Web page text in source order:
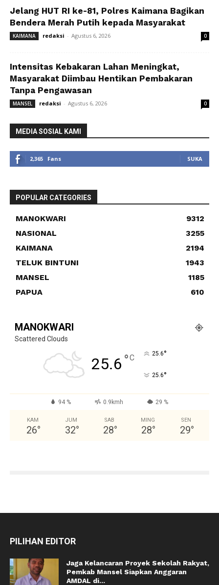
Jelang HUT RI ke-81, Polres Kaimana Bagikan
Bendera Merah Putih kepada Masyarakat
KAIMANA redaksi - Agustus 6, 2026 0
Intensitas Kebakaran Lahan Meningkat,
Masyarakat Diimbau Hentikan Pembakaran
Tanpa Pengawasan
MANSEL redaksi - Agustus 6, 2026 0
MEDIA SOSIAL KAMI
2,365 Fans SUKA
POPULAR CATEGORIES
MANOKWARI
9312
NASIONAL
3255
KAIMANA
2194
TELUK BINTUNI
1943
MANSEL
1185
PAPUA
610
MANOKWARI
Scattered Clouds
25.6 °C 25.6°
25.6°
94 % 0.9kmh 29 %
KAM
26°
JUM
32°
SAB
28°
MING
28°
SEN
29°
PILIHAN EDITOR
Jaga Kelancaran Proyek Sekolah Rakyat,
Pemkab Mansel Siapkan Anggaran
AMDAL di...